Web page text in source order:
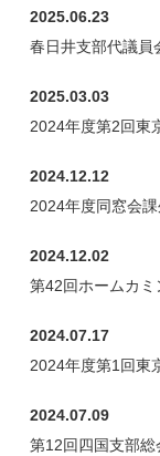
2025.06.23
春日井支部代議員
2025.03.03
2024年度第2回東
2024.12.12
2024年度同窓会
2024.12.02
第42回ホームカ
2024.07.17
2024年度第1回東
2024.07.09
第12回四国支部総